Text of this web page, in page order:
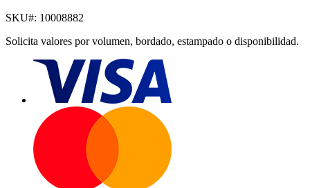
SKU#: 10008882
Solicita valores por volumen, bordado, estampado o disponibilidad.